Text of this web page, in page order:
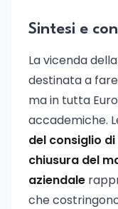
Sintesi e
La vicenda della
destinata a
ma in tutta
accademiche.
del consiglio
chiusura del
aziendale
che